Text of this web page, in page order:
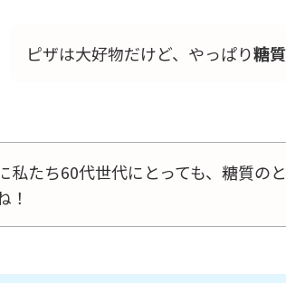
ピザは大好物だけど、やっぱり糖
私たち60代世代にとっても、糖質の
！